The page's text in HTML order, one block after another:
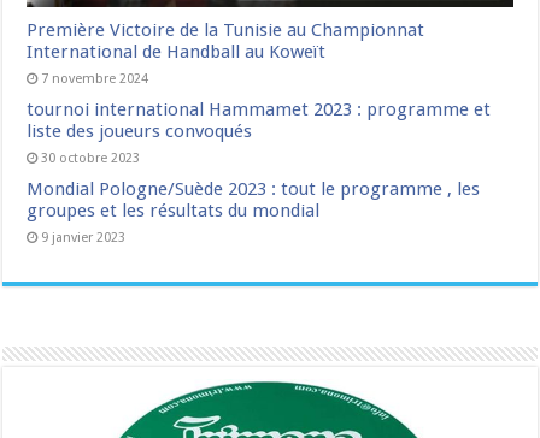
Première Victoire de la Tunisie au Championnat
International de Handball au Koweït
7 novembre 2024
tournoi international Hammamet 2023 : programme et
liste des joueurs convoqués
30 octobre 2023
Mondial Pologne/Suède 2023 : tout le programme , les
groupes et les résultats du mondial
9 janvier 2023